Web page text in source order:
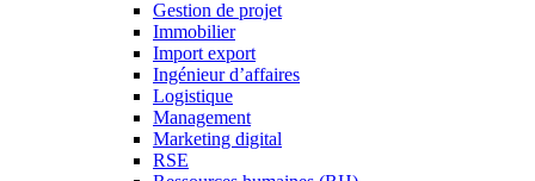
Gestion de projet
Immobilier
Import export
Ingénieur d’affaires
Logistique
Management
Marketing digital
RSE